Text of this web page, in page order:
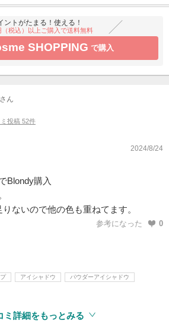
ントがたまる！使える！
（税込）以上ご購入で送料無料
SHOPPING で購入
さん
投稿 52件
2024/8/24
Blondy購入
ないので他の色も重ねてます。
参考になった 0
アイシャドウ パウダーアイシャドウ
ミ詳細をもっとみる